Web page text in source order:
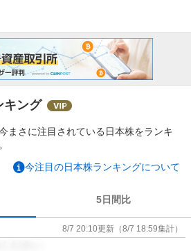
キング
まさに注目されている日本株をランキ
今注目の日本株ランキングについて
5日間比
8/7 20:10更新 （8/7 18:59集計）